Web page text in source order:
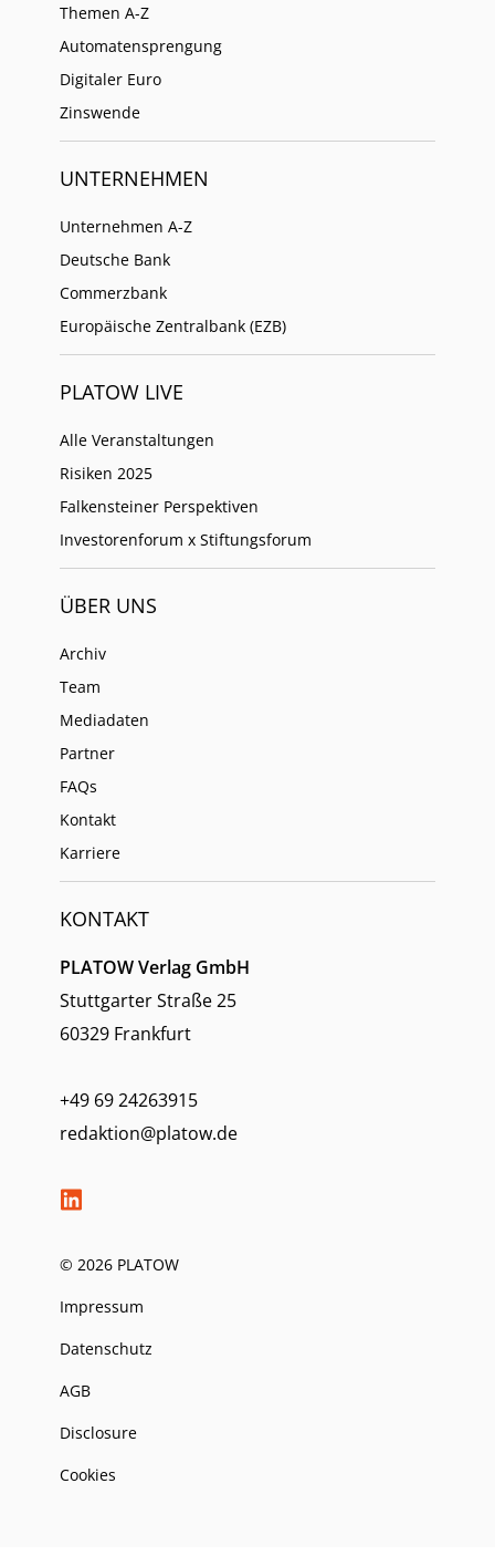
Themen A-Z
Automatensprengung
Digitaler Euro
Zinswende
UNTERNEHMEN
Unternehmen A-Z
Deutsche Bank
Commerzbank
Europäische Zentralbank (EZB)
PLATOW LIVE
Alle Veranstaltungen
Risiken 2025
Falkensteiner Perspektiven
Investorenforum x Stiftungsforum
ÜBER UNS
Archiv
Team
Mediadaten
Partner
FAQs
Kontakt
Karriere
KONTAKT
PLATOW Verlag GmbH
Stuttgarter Straße 25
60329 Frankfurt
+49 69 24263915
redaktion@platow.de
© 2026 PLATOW
Impressum
Datenschutz
AGB
Disclosure
Cookies